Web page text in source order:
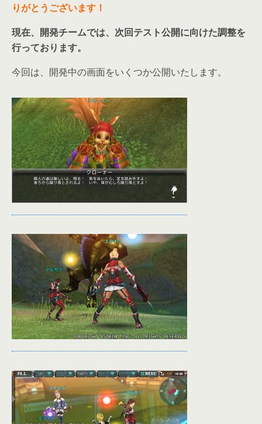
りがとうございます！
現在、開発チームでは、次回テスト公開に向けた調整を
行っております。
今回は、開発中の画面をいくつか公開いたします。